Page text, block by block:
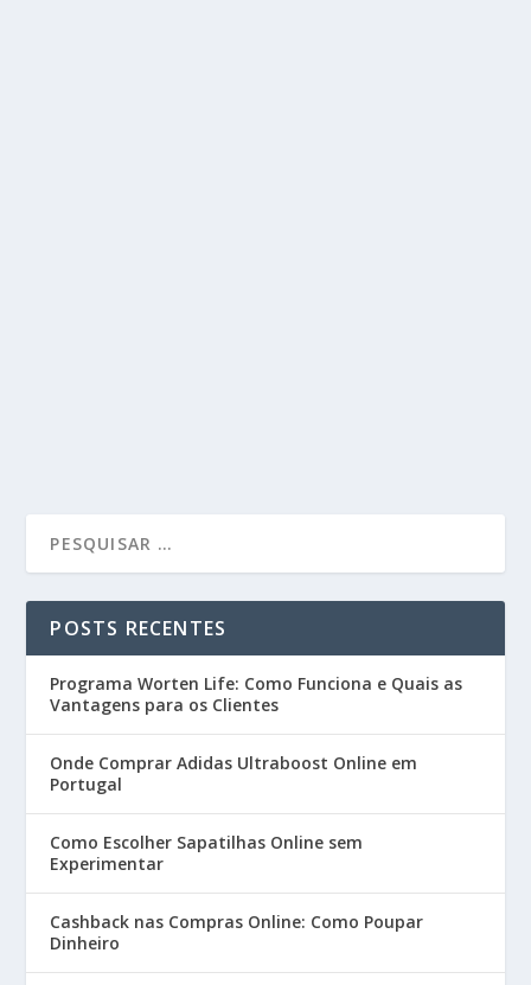
POSTS RECENTES
Programa Worten Life: Como Funciona e Quais as
Vantagens para os Clientes
Onde Comprar Adidas Ultraboost Online em
Portugal
Como Escolher Sapatilhas Online sem
Experimentar
Cashback nas Compras Online: Como Poupar
Dinheiro